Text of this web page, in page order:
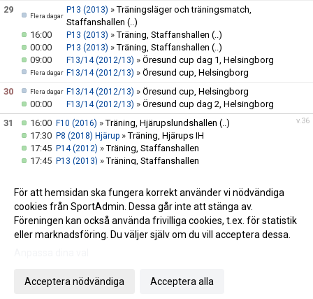
29
Flera dagar
P13 (2013) »Träningsläger och träningsmatch,
Staffanshallen (..)
16:00
P13 (2013) »Träning, Staffanshallen (..)
00:00
P13 (2013) »Träning, Staffanshallen (..)
09:00
F13/14 (2012/13) » Öresund cup dag 1, Helsingborg
Flera dagar F13/14 (2012/13) » Öresund cup, Helsingborg
30
Flera dagar F13/14 (2012/13) » Öresund cup, Helsingborg
00:00
F13/14 (2012/13) » Öresund cup dag 2, Helsingborg
v.36
31 16:00 F10 (2016) »Träning, Hjärupslundshallen (..)
17:30 P8 (2018) Hjärup »Träning, Hjärups IH
17:45 P14 (2012) »Träning, Staffanshallen
17:45 P13 (2013) »Träning, Staffanshallen
18:30
F9 (2017) Hjärup
Träning - F2017 Hjärup, Hjärups IH
19:30F12 (2014)»Handbollsträning, Hjärupslundshallen (..)
För att hemsidan ska fungera korrekt använder vi nödvändiga
cookies från SportAdmin. Dessa går inte att stänga av.
Föreningen kan också använda frivilliga cookies, t.ex. för statistik
eller marknadsföring. Du väljer själv om du vill acceptera dessa.
Acceptera nödvändiga Acceptera alla